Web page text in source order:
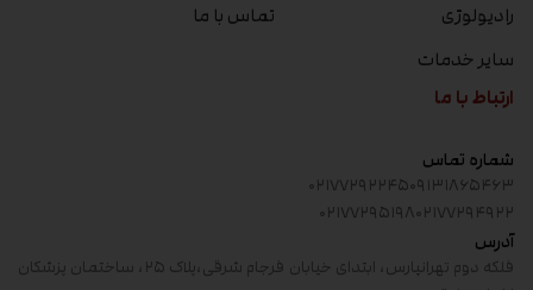
رادیولوژی
سایر خدمات
تماس با ما
ارتباط با ما
شماره تماس
۰۹۱۳۱۸۶۵۴۶۳۰۲۱۷۷۲۹۲۲۴۵
۰۲۱۷۷۲۹۴۹۲۲۰۲۱۷۷۲۹۵۱۹۸
آدرس
فلکه دوم تهرانپارس، ابتدای خیابان فرجام شرقی،پلاک ۲۵، ساختمان پزشکان